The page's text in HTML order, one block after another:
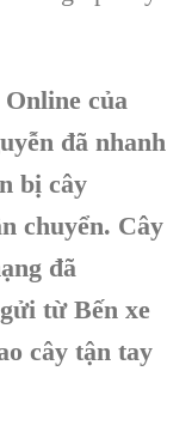
của
đã nhanh
bị cây
chuyển. Cây
đã
từ Bến xe
cây tận tay